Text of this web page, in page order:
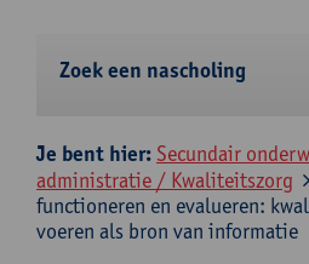
Zoek een nascholing
Je bent hier: Secundair
administratie / Kwaliteitszorg
functioneren en evalueren:
voeren als bron van informatie